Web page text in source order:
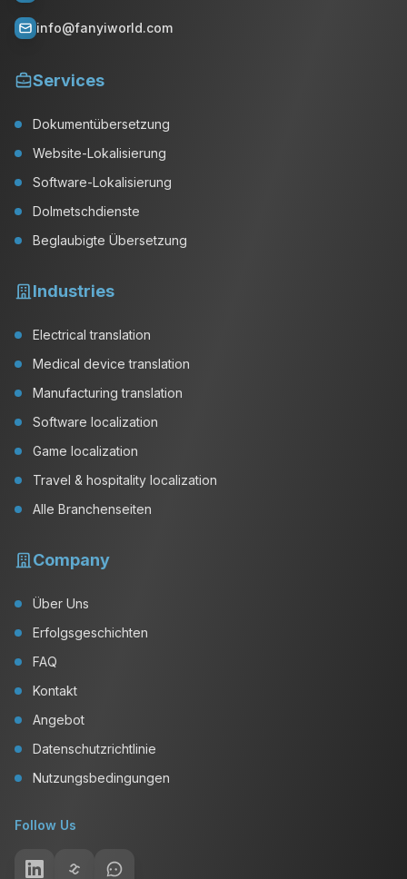
info@fanyiworld.com
Services
Dokumentübersetzung
Website-Lokalisierung
Software-Lokalisierung
Dolmetschdienste
Beglaubigte Übersetzung
Industries
Electrical translation
Medical device translation
Manufacturing translation
Software localization
Game localization
Travel & hospitality localization
Alle Branchenseiten
Company
Über Uns
Erfolgsgeschichten
FAQ
Kontakt
Angebot
Datenschutzrichtlinie
Nutzungsbedingungen
Follow Us